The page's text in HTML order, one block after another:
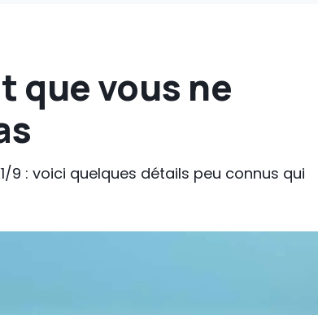
que vous ne
9 : voici quelques détails peu connus qui